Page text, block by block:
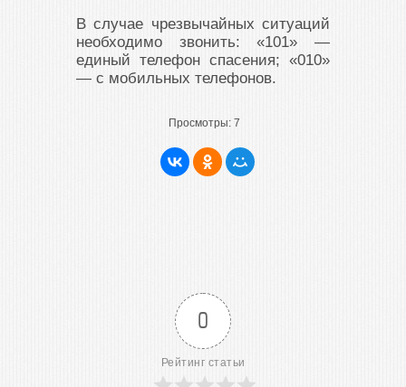
В случае чрезвычайных ситуаций
необходимо звонить: «101» —
единый телефон спасения; «010»
— с мобильных телефонов.
Просмотры: 7
0
Рейтинг статьи